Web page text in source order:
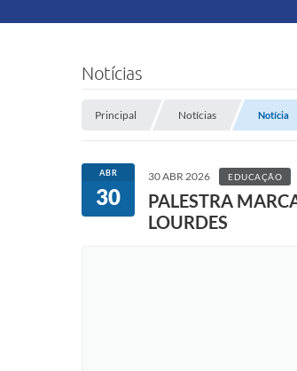
Notícias
Principal Notícias Notícia
ABR
30
30 ABR 2026 EDUCAÇÃO
PALESTRA
LOURDES